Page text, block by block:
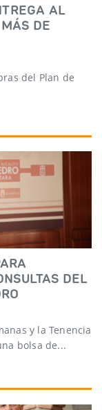
AL
DE
del Plan de
DEL
y la Tenencia
bolsa de...